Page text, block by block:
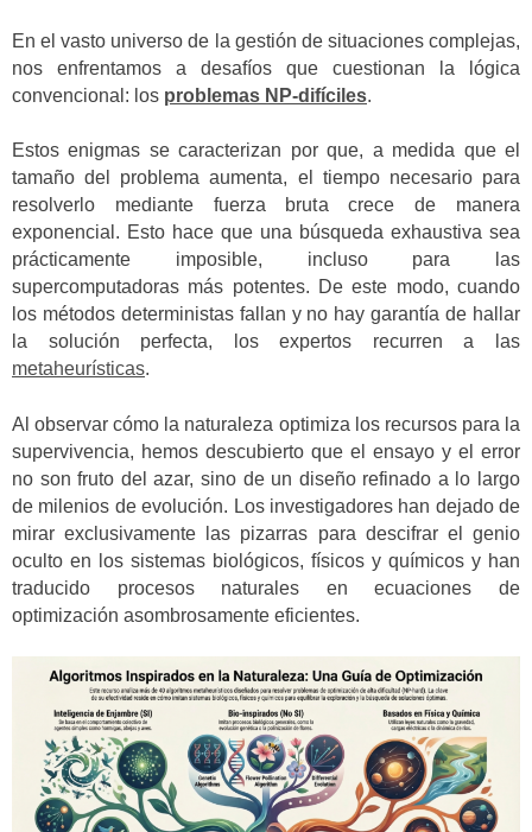
En el vasto universo de la gestión de situaciones complejas,
nos enfrentamos a desafíos que cuestionan la lógica
convencional: los problemas NP-difíciles.
Estos enigmas se caracterizan por que, a medida que el
tamaño del problema aumenta, el tiempo necesario para
resolverlo mediante fuerza bruta crece de manera
exponencial. Esto hace que una búsqueda exhaustiva sea
prácticamente imposible, incluso para las
supercomputadoras más potentes. De este modo, cuando
los métodos deterministas fallan y no hay garantía de hallar
la solución perfecta, los expertos recurren a las
metaheurísticas.
Al observar cómo la naturaleza optimiza los recursos para la
supervivencia, hemos descubierto que el ensayo y el error
no son fruto del azar, sino de un diseño refinado a lo largo
de milenios de evolución. Los investigadores han dejado de
mirar exclusivamente las pizarras para descifrar el genio
oculto en los sistemas biológicos, físicos y químicos y han
traducido procesos naturales en ecuaciones de
optimización asombrosamente eficientes.